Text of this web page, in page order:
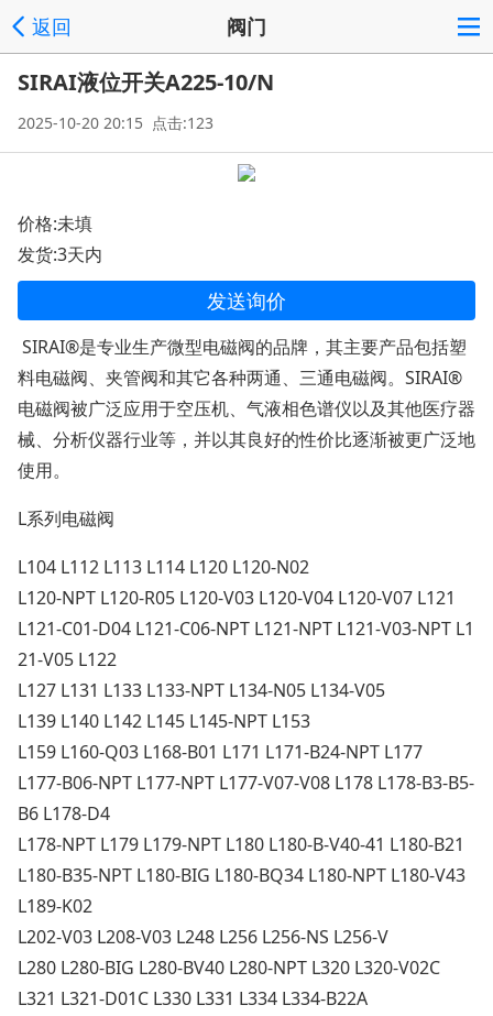
返回 阀门
SIRAI液位开关A225-10/N
2025-10-20 20:15 点击:123
价格:未填
发货:3天内
发送询价
SIRAI®是专业生产微型电磁阀的品牌，其主要产品包括塑
料电磁阀、夹管阀和其它各种两通、三通电磁阀。SIRAI®
电磁阀被广泛应用于空压机、气液相色谱仪以及其他医疗器
械、分析仪器行业等，并以其良好的性价比逐渐被更广泛地
使用。
L系列电磁阀
L104 L112 L113 L114 L120 L120-N02
L120-NPT L120-R05 L120-V03 L120-V04 L120-V07 L121
L121-C01-D04 L121-C06-NPT L121-NPT L121-V03-NPT L1
21-V05 L122
L127 L131 L133 L133-NPT L134-N05 L134-V05
L139 L140 L142 L145 L145-NPT L153
L159 L160-Q03 L168-B01 L171 L171-B24-NPT L177
L177-B06-NPT L177-NPT L177-V07-V08 L178 L178-B3-B5-
B6 L178-D4
L178-NPT L179 L179-NPT L180 L180-B-V40-41 L180-B21
L180-B35-NPT L180-BIG L180-BQ34 L180-NPT L180-V43
L189-K02
L202-V03 L208-V03 L248 L256 L256-NS L256-V
L280 L280-BIG L280-BV40 L280-NPT L320 L320-V02C
L321 L321-D01C L330 L331 L334 L334-B22A